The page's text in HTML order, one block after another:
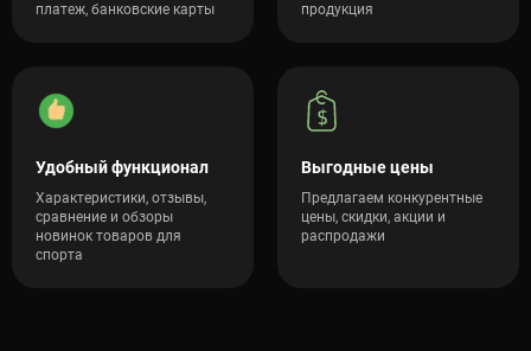
платеж, банковские карты
продукция
Удобный функционал
Характеристики, отзывы,
сравнение и обзоры
новинок товаров для
спорта
Выгодные цены
Предлагаем конкурентные
цены, скидки, акции и
распродажи